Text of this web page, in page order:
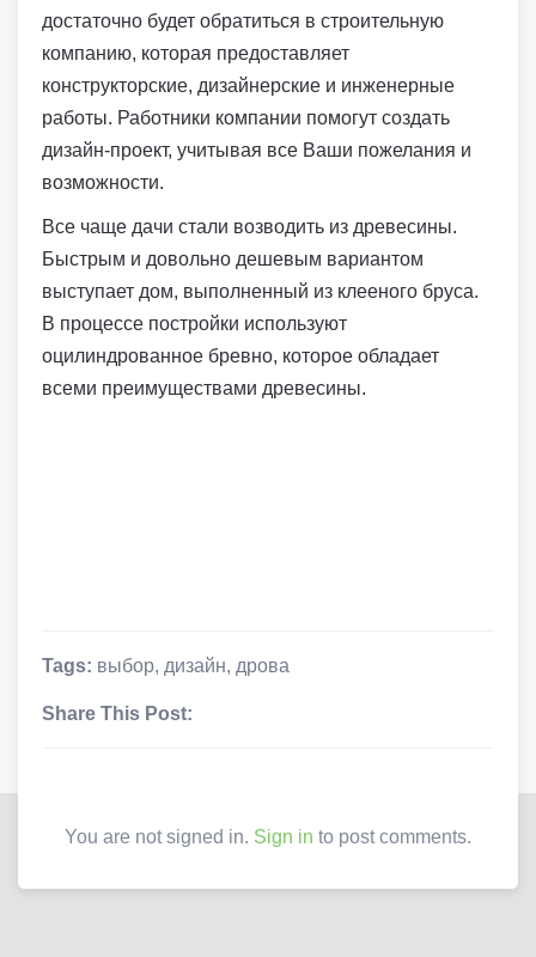
достаточно будет обратиться в строительную
компанию, которая предоставляет
конструкторские, дизайнерские и инженерные
работы. Работники компании помогут создать
дизайн-проект, учитывая все Ваши пожелания и
возможности.
Все чаще дачи стали возводить из древесины.
Быстрым и довольно дешевым вариантом
выступает дом, выполненный из клееного бруса.
В процессе постройки используют
оцилиндрованное бревно, которое обладает
всеми преимуществами древесины.
Tags: выбор, дизайн, дрова
Share This Post:
You are not signed in. Sign in to post comments.